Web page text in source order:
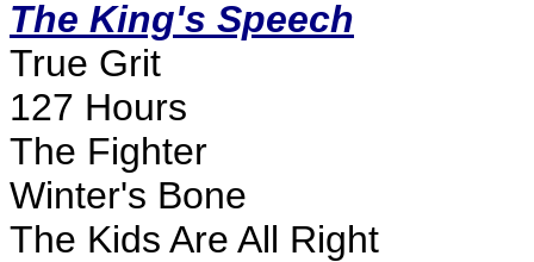
The King's Speech
True Grit
127 Hours
The Fighter
Winter's Bone
The Kids Are All Right